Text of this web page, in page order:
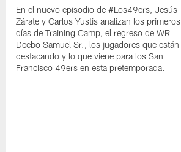
En el nuevo episodio de #Los49ers, Jesús
Zárate y Carlos Yustis analizan los primeros
días de Training Camp, el regreso de WR
Deebo Samuel Sr., los jugadores que están
destacando y lo que viene para los San
Francisco 49ers en esta pretemporada.